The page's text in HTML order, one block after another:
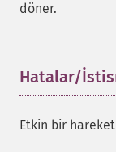
döner.
Hatalar/
Etkin bir